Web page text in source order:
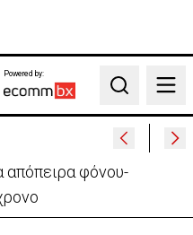
Powered by:
Search
απόπειρα φόνου-